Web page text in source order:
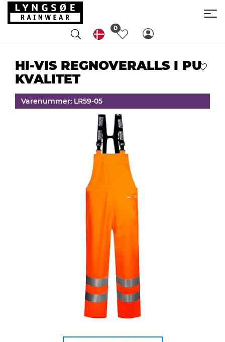
0
HI-VIS REGNOVERALLS I PU
KVALITET
Varenummer: LR59-05